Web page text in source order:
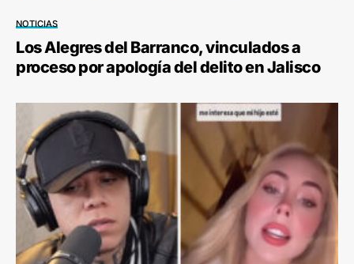
NOTICIAS
Los Alegres del Barranco, vinculados a
proceso por apología del delito en Jalisco